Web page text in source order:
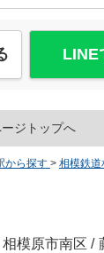
LINE
ジトップへ
から探す > 相模鉄道
相模原市南区 /